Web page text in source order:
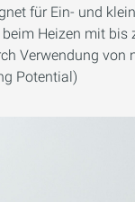
für Ein- und
Heizen mit bis
Verwendung von
Potential)